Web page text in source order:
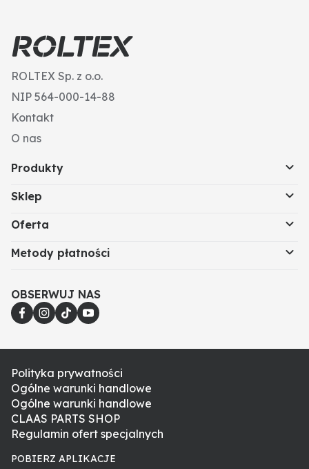
ROLTEX Sp. z o.o.
NIP 564-000-14-88
Kontakt
O nas
Produkty
Sklep
Oferta
Metody płatności
OBSERWUJ NAS
Polityka prywatności
Ogólne warunki handlowe
Ogólne warunki handlowe
CLAAS PARTS SHOP
Regulamin ofert specjalnych
POBIERZ APLIKACJE